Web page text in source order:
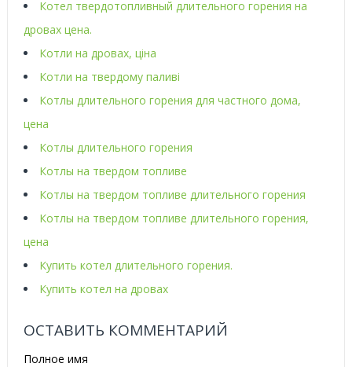
Котел твердотопливный длительного горения на
дровах цена.
Котли на дровах, ціна
Котли на твердому паливі
Котлы длительного горения для частного дома,
цена
Котлы длительного горения
Котлы на твердом топливе
Котлы на твердом топливе длительного горения
Котлы на твердом топливе длительного горения,
цена
Купить котел длительного горения.
Купить котел на дровах
ОСТАВИТЬ КОММЕНТАРИЙ
Полное имя